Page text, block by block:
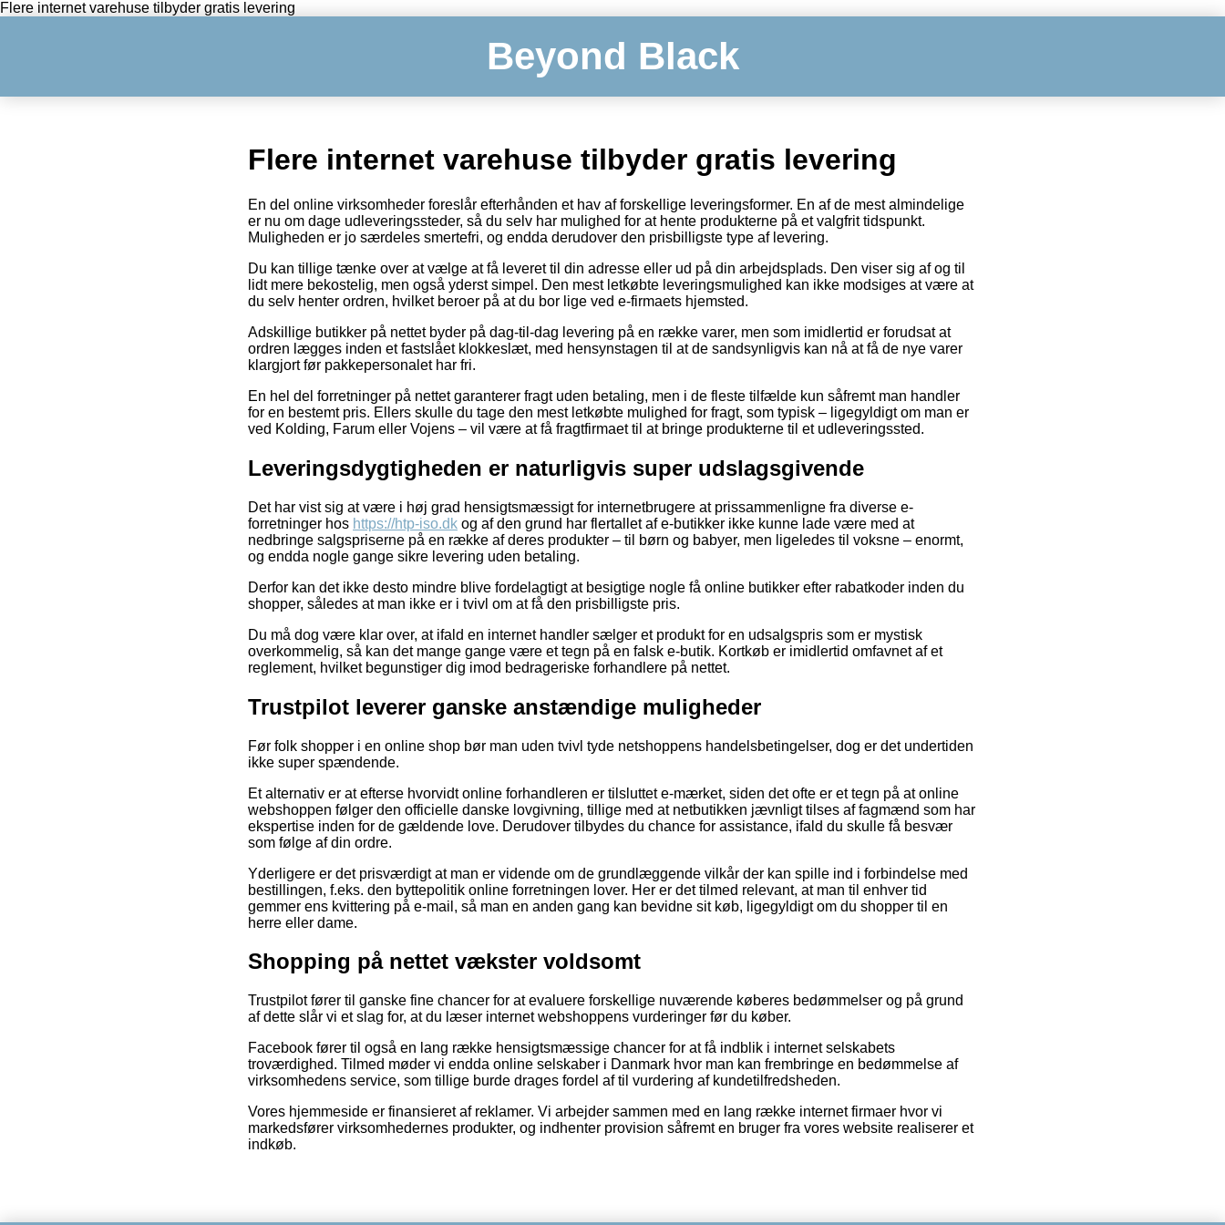
Flere internet varehuse tilbyder gratis levering
Beyond Black
Flere internet varehuse tilbyder gratis levering
En del online virksomheder foreslår efterhånden et hav af forskellige leveringsformer. En af de mest almindelige
er nu om dage udleveringssteder, så du selv har mulighed for at hente produkterne på et valgfrit tidspunkt.
Muligheden er jo særdeles smertefri, og endda derudover den prisbilligste type af levering.
Du kan tillige tænke over at vælge at få leveret til din adresse eller ud på din arbejdsplads. Den viser sig af og til
lidt mere bekostelig, men også yderst simpel. Den mest letkøbte leveringsmulighed kan ikke modsiges at være at
du selv henter ordren, hvilket beroer på at du bor lige ved e-firmaets hjemsted.
Adskillige butikker på nettet byder på dag-til-dag levering på en række varer, men som imidlertid er forudsat at
ordren lægges inden et fastslået klokkeslæt, med hensynstagen til at de sandsynligvis kan nå at få de nye varer
klargjort før pakkepersonalet har fri.
En hel del forretninger på nettet garanterer fragt uden betaling, men i de fleste tilfælde kun såfremt man handler
for en bestemt pris. Ellers skulle du tage den mest letkøbte mulighed for fragt, som typisk – ligegyldigt om man er
ved Kolding, Farum eller Vojens – vil være at få fragtfirmaet til at bringe produkterne til et udleveringssted.
Leveringsdygtigheden er naturligvis super udslagsgivende
Det har vist sig at være i høj grad hensigtsmæssigt for internetbrugere at prissammenligne fra diverse e-
forretninger hos https://htp-iso.dk og af den grund har flertallet af e-butikker ikke kunne lade være med at
nedbringe salgspriserne på en række af deres produkter – til børn og babyer, men ligeledes til voksne – enormt,
og endda nogle gange sikre levering uden betaling.
Derfor kan det ikke desto mindre blive fordelagtigt at besigtige nogle få online butikker efter rabatkoder inden du
shopper, således at man ikke er i tvivl om at få den prisbilligste pris.
Du må dog være klar over, at ifald en internet handler sælger et produkt for en udsalgspris som er mystisk
overkommelig, så kan det mange gange være et tegn på en falsk e-butik. Kortkøb er imidlertid omfavnet af et
reglement, hvilket begunstiger dig imod bedrageriske forhandlere på nettet.
Trustpilot leverer ganske anstændige muligheder
Før folk shopper i en online shop bør man uden tvivl tyde netshoppens handelsbetingelser, dog er det undertiden
ikke super spændende.
Et alternativ er at efterse hvorvidt online forhandleren er tilsluttet e-mærket, siden det ofte er et tegn på at online
webshoppen følger den officielle danske lovgivning, tillige med at netbutikken jævnligt tilses af fagmænd som har
ekspertise inden for de gældende love. Derudover tilbydes du chance for assistance, ifald du skulle få besvær
som følge af din ordre.
Yderligere er det prisværdigt at man er vidende om de grundlæggende vilkår der kan spille ind i forbindelse med
bestillingen, f.eks. den byttepolitik online forretningen lover. Her er det tilmed relevant, at man til enhver tid
gemmer ens kvittering på e-mail, så man en anden gang kan bevidne sit køb, ligegyldigt om du shopper til en
herre eller dame.
Shopping på nettet vækster voldsomt
Trustpilot fører til ganske fine chancer for at evaluere forskellige nuværende køberes bedømmelser og på grund
af dette slår vi et slag for, at du læser internet webshoppens vurderinger før du køber.
Facebook fører til også en lang række hensigtsmæssige chancer for at få indblik i internet selskabets
troværdighed. Tilmed møder vi endda online selskaber i Danmark hvor man kan frembringe en bedømmelse af
virksomhedens service, som tillige burde drages fordel af til vurdering af kundetilfredsheden.
Vores hjemmeside er finansieret af reklamer. Vi arbejder sammen med en lang række internet firmaer hvor vi
markedsfører virksomhedernes produkter, og indhenter provision såfremt en bruger fra vores website realiserer et
indkøb.